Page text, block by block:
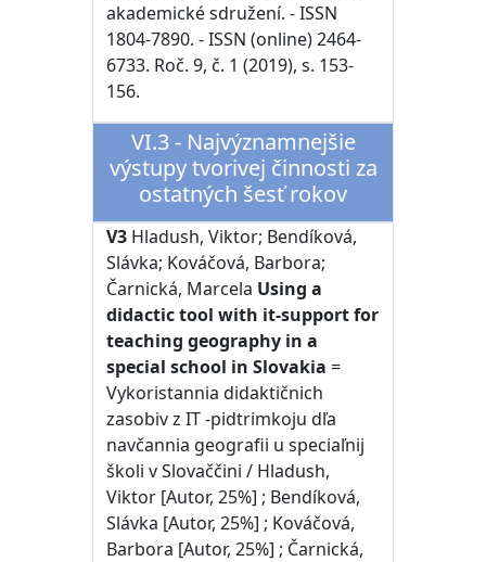
akademické sdružení. - ISSN
1804-7890. - ISSN (online) 2464-
6733. Roč. 9, č. 1 (2019), s. 153-
156.
VI.3 - Najvýznamnejšie
výstupy tvorivej činnosti za
ostatných šesť rokov
V3 Hladush, Viktor; Bendíková,
Slávka; Kováčová, Barbora;
Čarnická, Marcela Using a
didactic tool with it-support for
teaching geography in a
special school in Slovakia =
Vykoristannia didaktičnich
zasobiv z IT -pidtrimkoju dľa
navčannia geografii u speciaľnij
školi v Slovaččini / Hladush,
Viktor [Autor, 25%] ; Bendíková,
Slávka [Autor, 25%] ; Kováčová,
Barbora [Autor, 25%] ; Čarnická,